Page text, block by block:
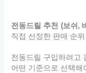
전동드릴 추천 (보쉬,
직접 선정한 판매 순
전동드릴 구입하려고
어떤 기준으로 선택